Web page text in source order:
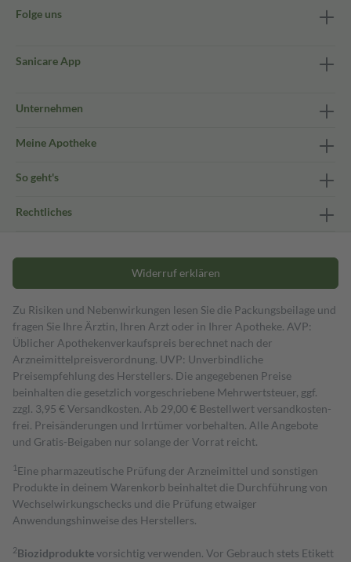
Folge uns
Sanicare App
Unternehmen
Meine Apotheke
So geht's
Rechtliches
Widerruf erklären
Zu Risiken und Nebenwirkungen lesen Sie die Packungsbeilage und
fragen Sie Ihre Ärztin, Ihren Arzt oder in Ihrer Apotheke. AVP:
Üblicher Apothekenverkaufspreis berechnet nach der
Arzneimittelpreisverordnung. UVP: Unverbindliche
Preisempfehlung des Herstellers. Die angegebenen Preise
beinhalten die gesetzlich vorgeschriebene Mehrwertsteuer, ggf.
zzgl. 3,95 € Versandkosten. Ab 29,00 € Bestell­wert versand­kosten­
frei. Preisänderungen und Irrtümer vorbehalten. Alle Angebote
und Gratis-Beigaben nur solange der Vorrat reicht.
1 Eine pharmazeutische Prüfung der Arzneimittel und sonstigen
Produkte in deinem Warenkorb beinhaltet die Durchführung von
Wechselwirkungschecks und die Prüfung etwaiger
Anwendungshinweise des Herstellers.
2Biozidproduktevorsichtig verwenden. Vor Gebrauch stets Etikett